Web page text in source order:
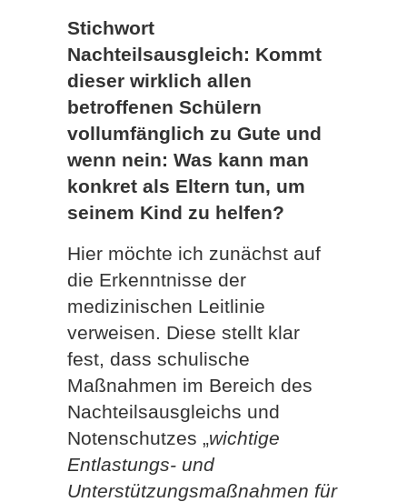
Stichwort
Nachteilsausgleich: Kommt
dieser wirklich allen
betroffenen Schülern
vollumfänglich zu Gute und
wenn nein: Was kann man
konkret als Eltern tun, um
seinem Kind zu helfen?
Hier möchte ich zunächst auf
die Erkenntnisse der
medizinischen Leitlinie
verweisen. Diese stellt klar
fest, dass schulische
Maßnahmen im Bereich des
Nachteilsausgleichs und
Notenschutzes „wichtige
Entlastungs- und
Unterstützungsmaßnahmen für